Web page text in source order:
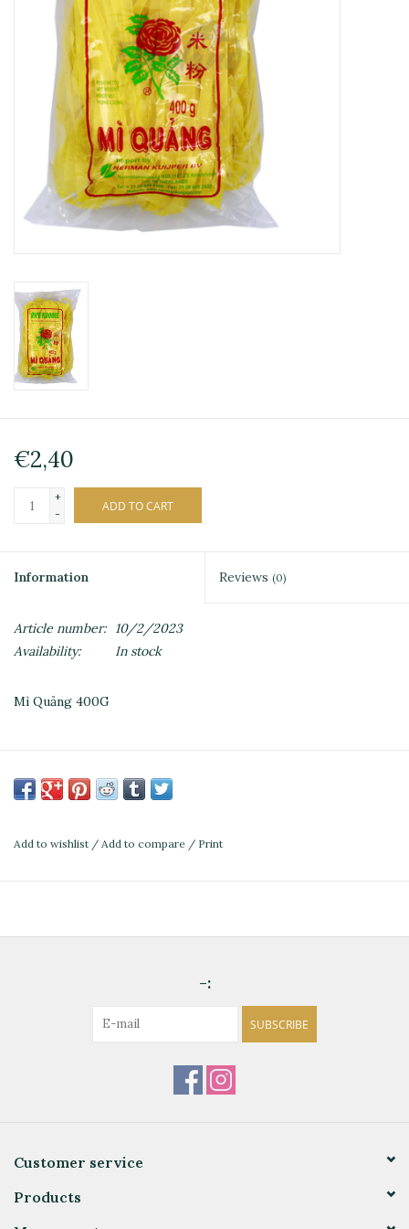
€2,40
+
-
ADD TO CART
Information Reviews (0)
Article number:
10/2/2023
Availability:
In stock
Mì Quảng 400G
Add to wishlist / Add to compare / Print
-:
SUBSCRIBE
Customer service
Products